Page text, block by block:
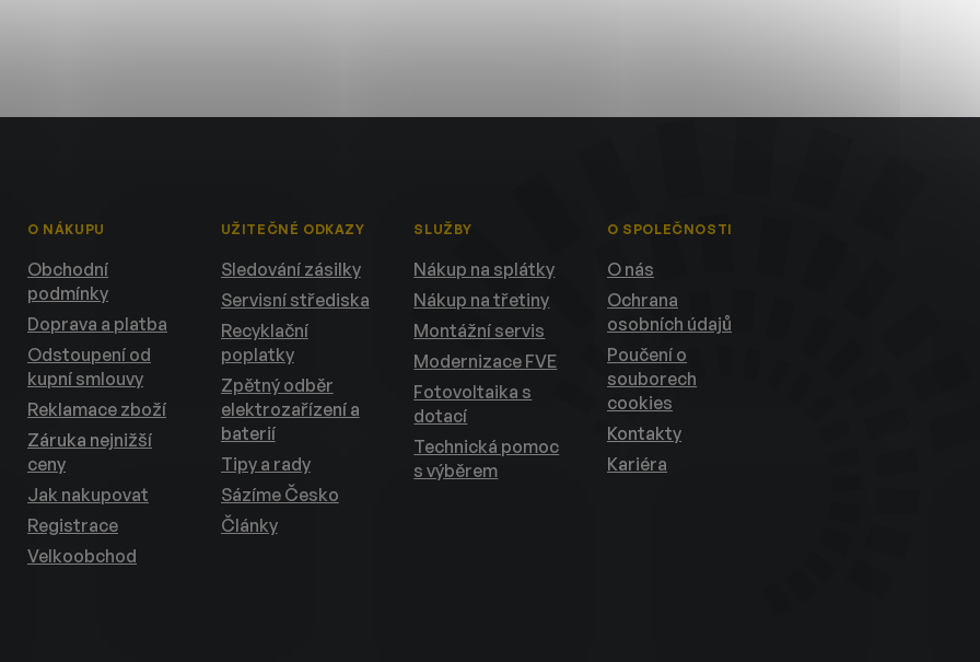
O NÁKUPU
Obchodní
podmínky
Doprava a platba
Odstoupení od
kupní smlouvy
Reklamace zboží
Záruka nejnižší
ceny
Jak nakupovat
Registrace
Velkoobchod
UŽITEČNÉ ODKAZY
Sledování zásilky
Servisní střediska
Recyklační
poplatky
Zpětný odběr
elektrozařízení a
baterií
Tipy a rady
Sázíme Česko
Články
SLUŽBY
Nákup na splátky
Nákup na třetiny
Montážní servis
Modernizace FVE
Fotovoltaika s
dotací
Technická pomoc
s výběrem
O SPOLEČNOSTI
O nás
Ochrana
osobních údajů
Poučení o
souborech
cookies
Kontakty
Kariéra